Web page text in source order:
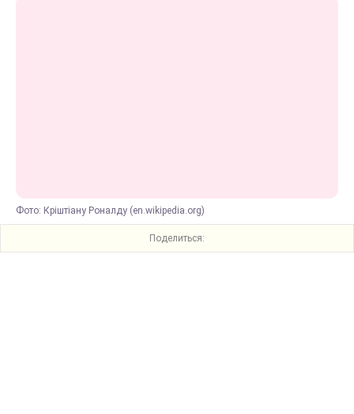
Фото: Кріштіану Роналду (en.wikipedia.org)
Поделиться: